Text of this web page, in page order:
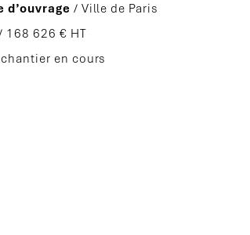
d’ouvrage / Ville de Paris
168 626 € HT
en cours